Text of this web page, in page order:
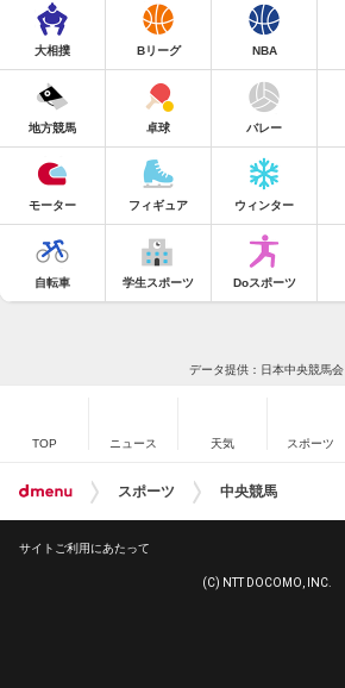
大相撲 Bリーグ NBA
地方競馬 卓球 バレー
モーター フィギュア ウィンター
自転車 学生スポーツ Doスポーツ
データ提供：日本中央競馬会
TOP ニュース 天気 スポーツ
スポーツ 中央競馬
サイトご利用にあたって
(C) NTT DOCOMO, INC.